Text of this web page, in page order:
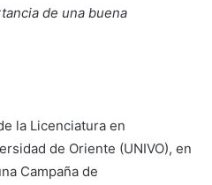
de una buena
la Licenciatura en
de Oriente (UNIVO), en
Campaña de